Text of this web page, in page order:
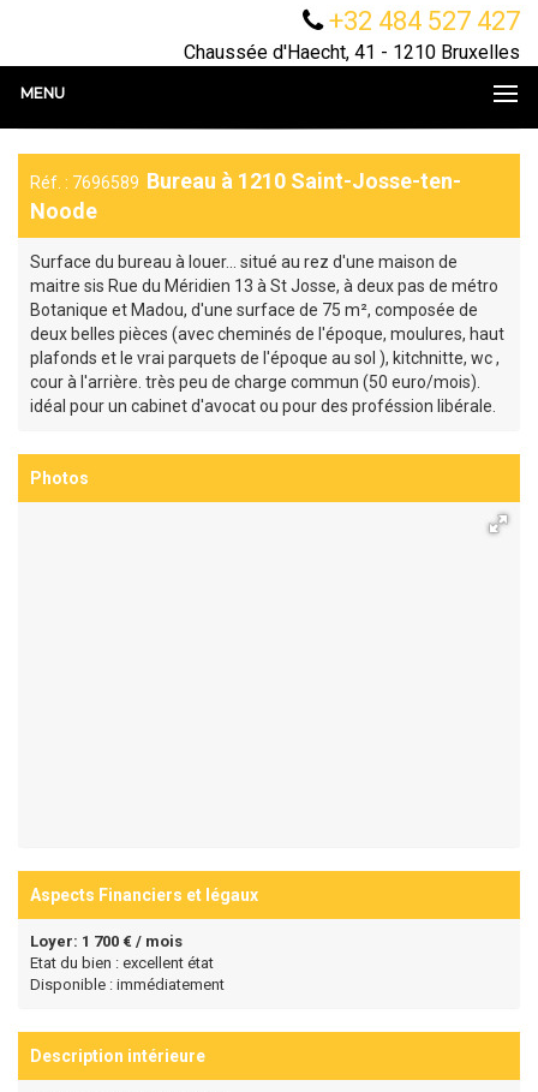
+32 484 527 427
Chaussée d'Haecht, 41 - 1210 Bruxelles
MENU
Réf. : 7696589 Bureau à 1210 Saint-Josse-ten-
Noode
Surface du bureau à louer... situé au rez d'une maison de
maitre sis Rue du Méridien 13 à St Josse, à deux pas de métro
Botanique et Madou, d'une surface de 75 m², composée de
deux belles pièces (avec cheminés de l'époque, moulures, haut
plafonds et le vrai parquets de l'époque au sol ), kitchnitte, wc ,
cour à l'arrière. très peu de charge commun (50 euro/mois).
idéal pour un cabinet d'avocat ou pour des proféssion libérale.
Photos
Aspects Financiers et légaux
Loyer: 1 700 € / mois
Etat du bien : excellent état
Disponible : immédiatement
Description intérieure